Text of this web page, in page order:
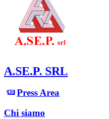
A.SE.P. SRL
Press Area
Chi siamo